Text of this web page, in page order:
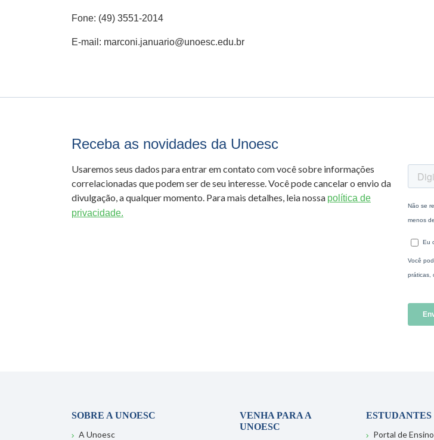
Fone: (49) 3551-2014
E-mail: marconi.januario@unoesc.edu.br
Receba as novidades da Unoesc
Usaremos seus dados para entrar em contato com você sobre informações
correlacionadas que podem ser de seu interesse. Você pode cancelar o envio da
divulgação, a qualquer momento. Para mais detalhes, leia nossa política de
privacidade.
SOBRE A UNOESC
A Unoesc
VENHA PARA A
UNOESC
ESTUDANTES
Portal de Ensino